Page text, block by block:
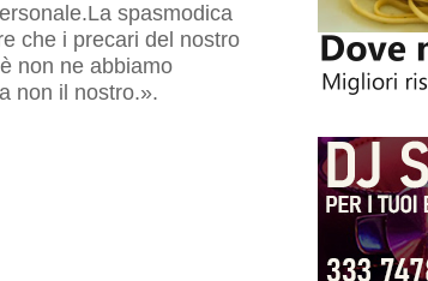
spasmodica
che i precari del nostro
non ne abbiamo
non il nostro.».